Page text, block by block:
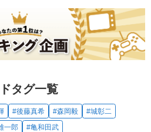
タグ一覧
#後藤真希 #森岡毅
#城彰二
一郎 #亀和田武